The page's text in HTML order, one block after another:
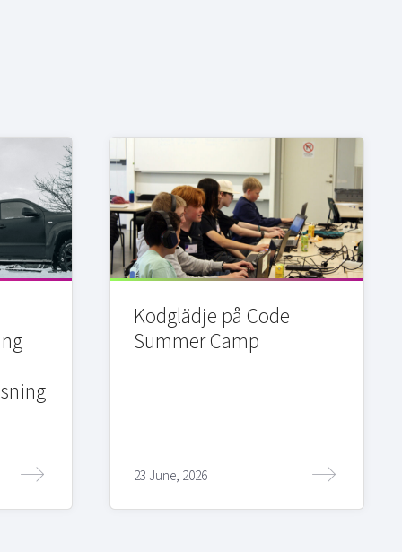
Kodglädje på Code
Summer Camp
23 June, 2026